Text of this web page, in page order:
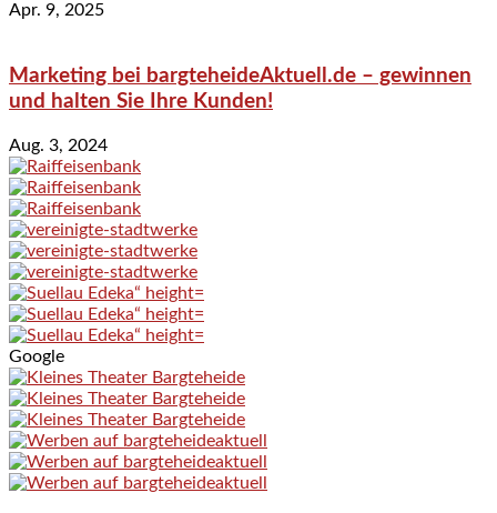
Apr. 9, 2025
Marketing bei bargteheideAktuell.de – gewinnen
und halten Sie Ihre Kunden!
Aug. 3, 2024
Google